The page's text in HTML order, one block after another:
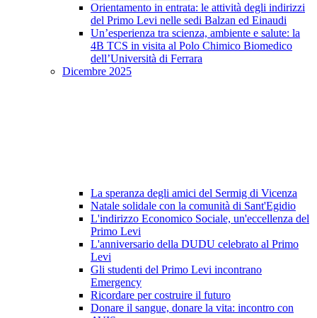
Orientamento in entrata: le attività degli indirizzi
del Primo Levi nelle sedi Balzan ed Einaudi
Un’esperienza tra scienza, ambiente e salute: la
4B TCS in visita al Polo Chimico Biomedico
dell’Università di Ferrara
Dicembre 2025
La speranza degli amici del Sermig di Vicenza
Natale solidale con la comunità di Sant'Egidio
L'indirizzo Economico Sociale, un'eccellenza del
Primo Levi
L'anniversario della DUDU celebrato al Primo
Levi
Gli studenti del Primo Levi incontrano
Emergency
Ricordare per costruire il futuro
Donare il sangue, donare la vita: incontro con